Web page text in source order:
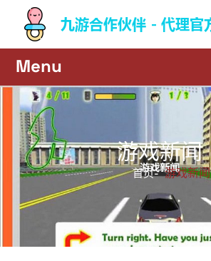
游戏新闻
首页- 游戏新闻